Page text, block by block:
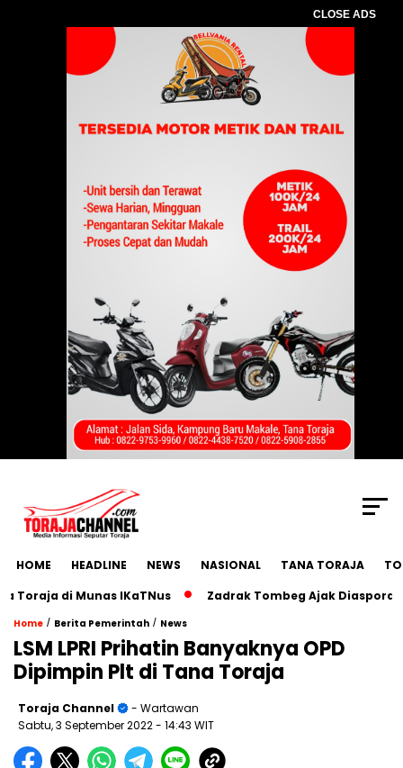
CLOSE ADS
HOME HEADLINE NEWS NASIONAL TANA TORAJA
di Munas IKaTNus
Zadrak Tombeg Ajak Diaspora
Home / Berita Pemerintah / News
LSM LPRI Prihatin Banyaknya OPD
Dipimpin Plt di Tana Toraja
Toraja Channel
- Wartawan
Sabtu, 3 September 2022- 14:43 WIT